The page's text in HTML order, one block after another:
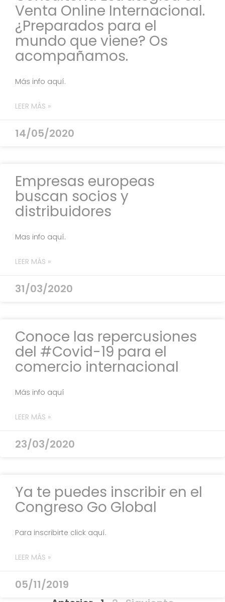
Venta Online Internacional.
¿Preparados para el
mundo que viene? Os
acompañamos.
Más info aquí.
LEER MÁS »
14/05/2020
Empresas europeas
buscan socios y
distribuidores
Mas info aquí.
LEER MÁS »
31/03/2020
Conoce las repercusiones
del #Covid-19 para el
comercio internacional
Más info aquí
LEER MÁS »
23/03/2020
Ya te puedes inscribir en el
Congreso Go Global
Para inscribirte click aquí.
LEER MÁS »
05/11/2019